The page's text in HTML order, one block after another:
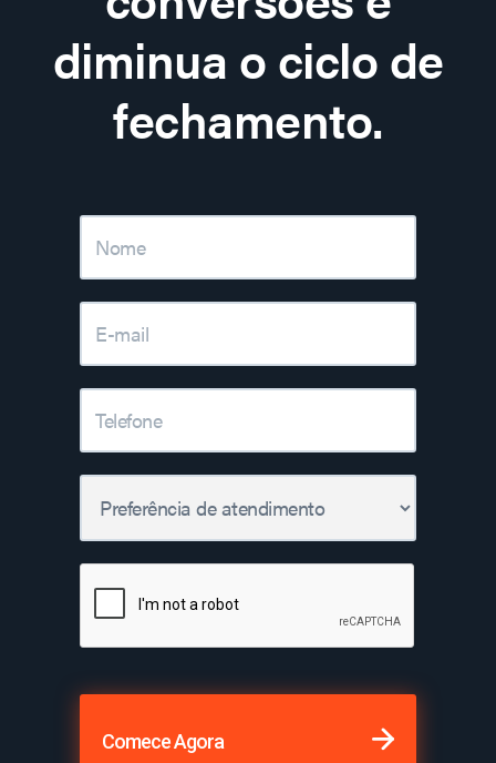
diminua o ciclo de
fechamento.
Comece Agora